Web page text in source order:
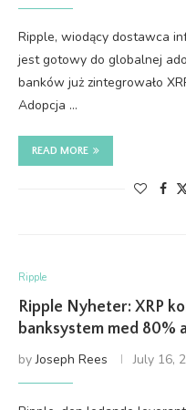
Ripple, wiodący dostawca
jest gotowy do globalnej
banków już zintegrowało
Adopcja …
READ MORE
Ripple
Ripple Nyheter: XRP
banksystem med 80%
byJoseph Rees July 16,